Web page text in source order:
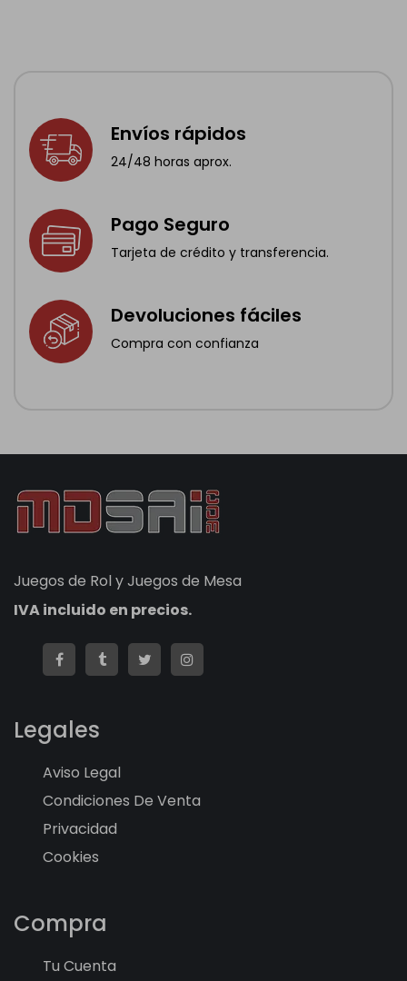
Envíos rápidos
24/48 horas aprox.
Pago Seguro
Tarjeta de crédito y transferencia.
Devoluciones fáciles
Compra con confianza
Juegos de Rol y Juegos de Mesa
IVA incluido en precios.
Legales
Aviso Legal
Condiciones De Venta
Privacidad
Cookies
Compra
Tu Cuenta